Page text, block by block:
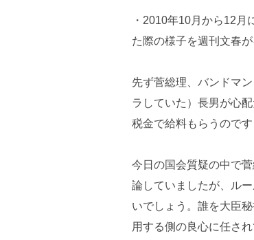
・2010年10月から12
た際の様子を週刊文春が
先ず菅総理、バンドマ
ラしていた）長男が心
税金で給料もらうので
今日の国会質疑の中で
論していましたが、ル
いでしょう。誰を大臣
用する側の良心に任さ